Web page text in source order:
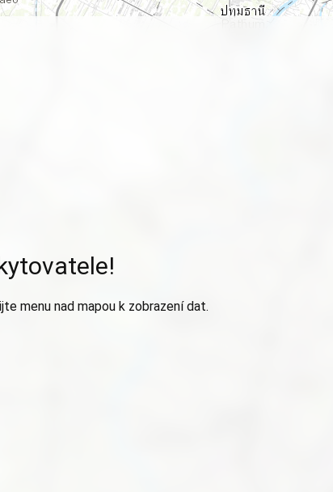
menu nad mapou k zobrazení dat.